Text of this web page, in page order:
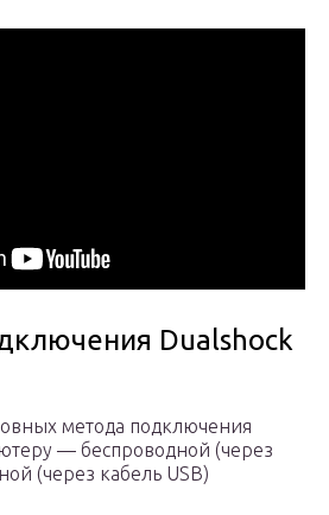
Dualshock
метода подключения
— беспроводной (через
(через кабель USB)